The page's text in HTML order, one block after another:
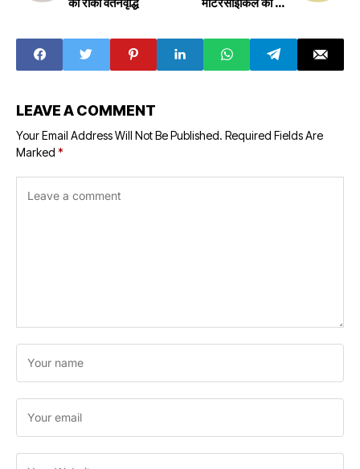
LEAVE A COMMENT
Your Email Address Will Not Be Published. Required Fields Are
Marked *